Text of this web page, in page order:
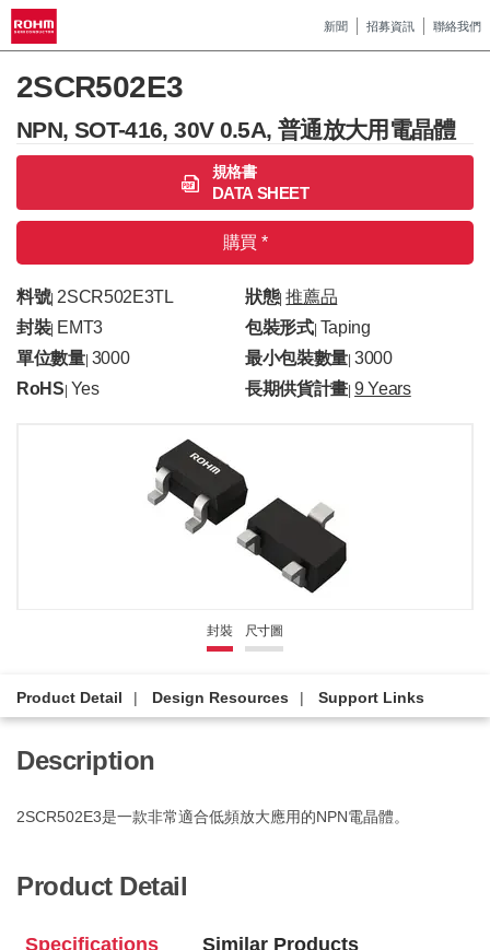
新聞 招募資訊 聯絡我們
2SCR502E3
NPN, SOT-416, 30V 0.5A, 普通放大用電晶體
規格書
DATA SHEET
購買 *
料號|2SCR502E3TL 狀態|推薦品
封裝| EMT3 包裝形式| Taping
單位數量| 3000 最小包裝數量 |3000
RoHS Yes 長期供貨計畫 |9 Years
封裝 尺寸圖
Product Detail Design Resources Support Links
Description
2SCR502E3是一款非常適合低頻放大應用的NPN電晶體。
Product Detail
Specifications Similar Products